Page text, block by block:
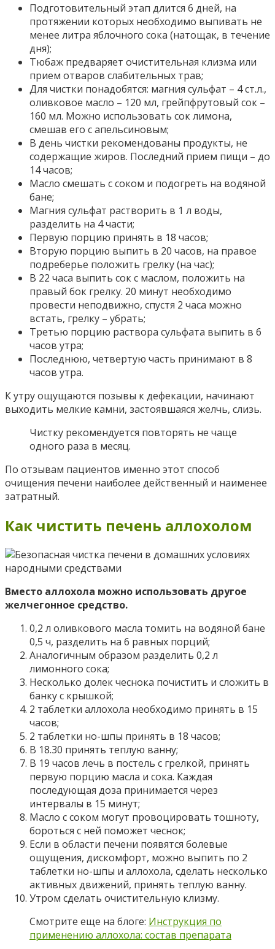
Подготовительный этап длится 6 дней, на
протяжении которых необходимо выпивать не
менее литра яблочного сока (натощак, в течение
дня);
Тюбаж предваряет очистительная клизма или
прием отваров слабительных трав;
Для чистки понадобятся: магния сульфат – 4 ст.л.,
оливковое масло – 120 мл, грейпфрутовый сок –
160 мл. Можно использовать сок лимона,
смешав его с апельсиновым;
В день чистки рекомендованы продукты, не
содержащие жиров. Последний прием пищи – до
14 часов;
Масло смешать с соком и подогреть на водяной
бане;
Магния сульфат растворить в 1 л воды,
разделить на 4 части;
Первую порцию принять в 18 часов;
Вторую порцию выпить в 20 часов, на правое
подреберье положить грелку (на час);
В 22 часа выпить сок с маслом, положить на
правый бок грелку. 20 минут необходимо
провести неподвижно, спустя 2 часа можно
встать, грелку – убрать;
Третью порцию раствора сульфата выпить в 6
часов утра;
Последнюю, четвертую часть принимают в 8
часов утра.
К утру ощущаются позывы к дефекации, начинают
выходить мелкие камни, застоявшаяся желчь, слизь.
Чистку рекомендуется повторять не чаще
одного раза в месяц.
По отзывам пациентов именно этот способ
очищения печени наиболее действенный и наименее
затратный.
Как чистить печень аллохолом
Вместо аллохола можно использовать другое
желчегонное средство.
0,2 л оливкового масла томить на водяной бане
0,5 ч, разделить на 6 равных порций;
Аналогичным образом разделить 0,2 л
лимонного сока;
Несколько долек чеснока почистить и сложить в
банку с крышкой;
2 таблетки аллохола необходимо принять в 15
часов;
2 таблетки но-шпы принять в 18 часов;
В 18.30 принять теплую ванну;
В 19 часов лечь в постель с грелкой, принять
первую порцию масла и сока. Каждая
последующая доза принимается через
интервалы в 15 минут;
Масло с соком могут провоцировать тошноту,
бороться с ней поможет чеснок;
Если в области печени появятся болевые
ощущения, дискомфорт, можно выпить по 2
таблетки но-шпы и аллохола, сделать несколько
активных движений, принять теплую ванну.
Утром сделать очистительную клизму.
Смотрите еще на блоге: Инструкция по
применению аллохола: состав препарата